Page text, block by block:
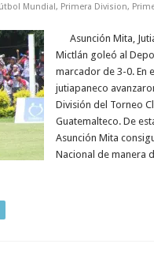
Mundial, Primera Division,
Asunción Mita,
Mictlán goleó al
marcador de 3-0. En
jutiapaneco
División del Torneo
Guatemalteco. De
Asunción Mita
Nacional de manera